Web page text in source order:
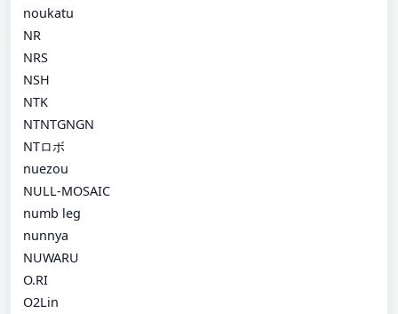
noukatu
NR
NRS
NSH
NTK
NTNTGNGN
NTロボ
nuezou
NULL-MOSAIC
numb leg
nunnya
NUWARU
O.RI
O2Lin